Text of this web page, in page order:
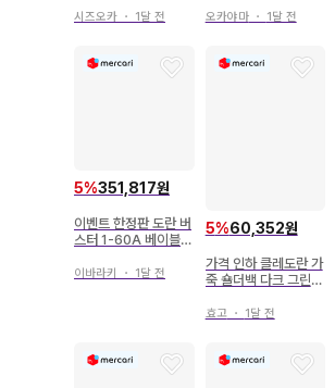
시즈오카 ・ 1달 전 오카야마・ 1달 전
5%351,817원
이벤트 한정판 도란 버
스터 1-60A 베이블레
블랙
이바라키 ・ 1달 전
5%60,352원
가격 인하 클레도란 가
죽 숄더백 다크 그린
효고・ 1달 전